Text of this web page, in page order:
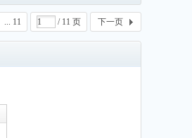
... 11 / 11 页 下一页